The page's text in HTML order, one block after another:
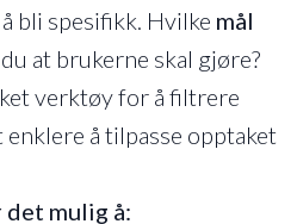
bli spesifikk. Hvilke mål
at brukerne skal gjøre?
verktøy for å filtrere
å tilpasse opptaket
mulig å: